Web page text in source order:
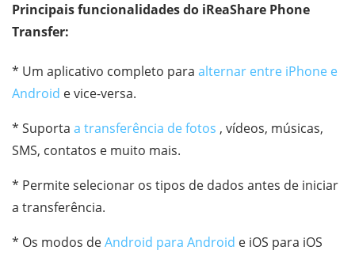
Principais funcionalidades do iReaShare Phone
Transfer:
* Um aplicativo completo para alternar entre iPhone e
Android e vice-versa.
* Suporta a transferência de fotos , vídeos, músicas,
SMS, contatos e muito mais.
* Permite selecionar os tipos de dados antes de iniciar
a transferência.
* Os modos deAndroid para Android e iOS para iOS